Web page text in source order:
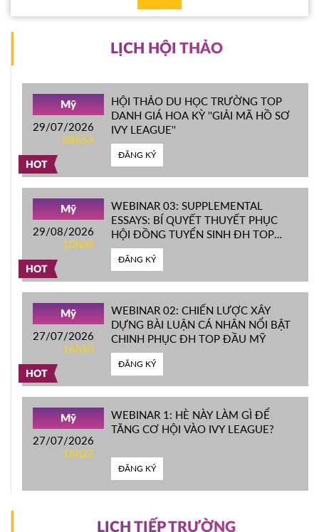
LỊCH HỘI THẢO
HOT
Mỹ
29/07/2026
08h54
HỘI THẢO DU HỌC TRƯỜNG TOP
DANH GIÁ HOA KỲ ''GIẢI MÃ HỒ SƠ
IVY LEAGUE''
ĐĂNG KÝ
HOT
Mỹ
29/08/2026
10h00
WEBINAR 03: SUPPLEMENTAL
ESSAYS: BÍ QUYẾT THUYẾT PHỤC
HỘI ĐỒNG TUYỂN SINH ĐH TOP
ĐẦU MỸ
ĐĂNG KÝ
HOT
Mỹ
27/07/2026
16h10
WEBINAR 02: CHIẾN LƯỢC XÂY
DỰNG BÀI LUẬN CÁ NHÂN NỔI BẬT
CHINH PHỤC ĐH TOP ĐẦU MỸ
ĐĂNG KÝ
Mỹ
27/07/2026
16h22
WEBINAR 1: HÈ NÀY LÀM GÌ ĐỂ
TĂNG CƠ HỘI VÀO IVY LEAGUE?
ĐĂNG KÝ
LỊCH TIẾP TRƯỜNG